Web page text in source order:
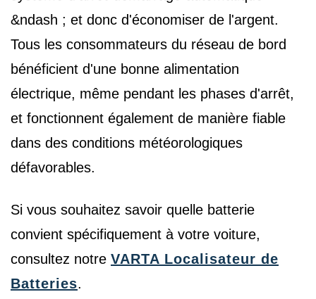
&ndash ; et donc d'économiser de l'argent.
Tous les consommateurs du réseau de bord
bénéficient d'une bonne alimentation
électrique, même pendant les phases d'arrêt,
et fonctionnent également de manière fiable
dans des conditions météorologiques
défavorables.
Si vous souhaitez savoir quelle batterie
convient spécifiquement à votre voiture,
consultez notre VARTA Localisateur de
Batteries.